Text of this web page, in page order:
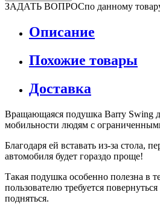
ЗАДАТЬ ВОПРОСпо данному
Описание
Похожие товары
Доставка
Вращающаяся подушка Barry Swing
мобильности людям с
Благодаря ей вставать из-за стола,
автомобиля будет гораздо проще!
Такая подушка особенно полезна в
пользователю требуется
подняться.